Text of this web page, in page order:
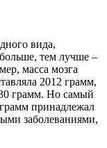
вида,
тем лучше –
масса мозга
2012 грамм,
грамм. Но самый
принадлежал
заболеваниями,